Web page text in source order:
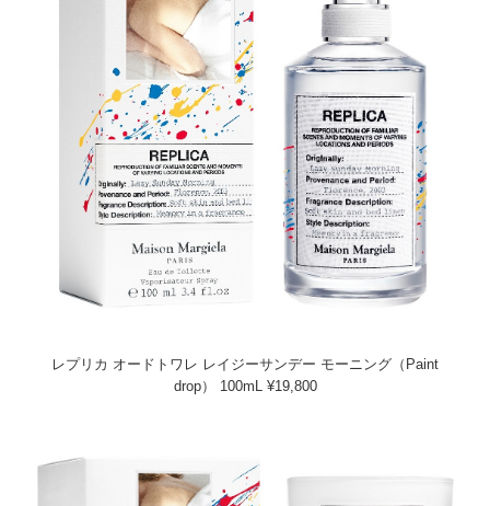
レプリカ オードトワレ レイジーサンデー モーニング（Paint
drop） 100mL ¥19,800